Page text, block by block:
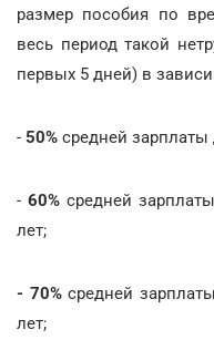
размер пособия по
весь период такой
первых 5 дней) в
- 50% средней зарплаты
- 60%средней
лет;
- 70%средней
лет;